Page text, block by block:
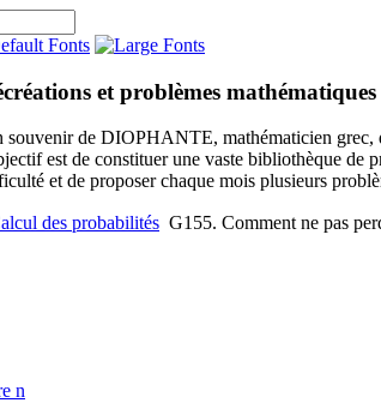
et problèmes mathématiques
souvenir de DIOPHANTE, mathématicien grec,
est de constituer une vaste bibliothèque de
et de proposer chaque mois plusieurs
des probabilités G155. Comment ne pas
n